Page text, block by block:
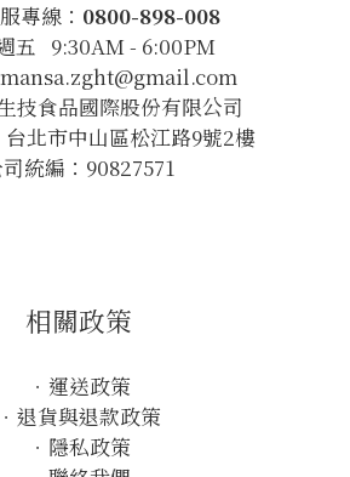
專線： 0800-898-008
五 9:30AM - 6:00PM
技食品國際股份有限公司
北市中山區松江路9號2樓
統編：90827571
相關政策
． 運送政策
． 退貨與退款政策
． 隱私政策